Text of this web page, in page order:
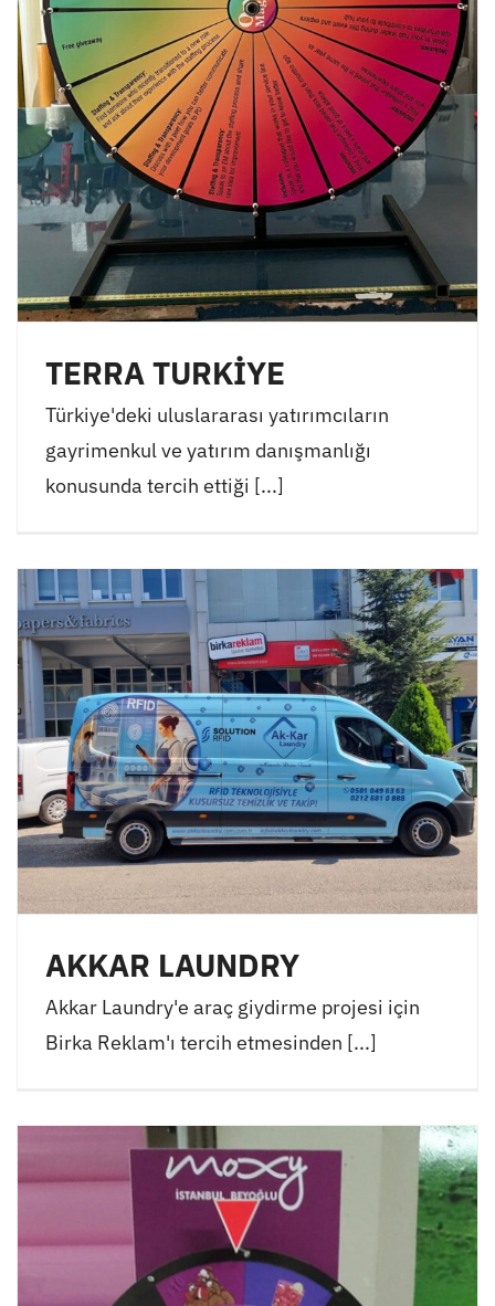
TERRA TURKİYE
Türkiye'deki uluslararası yatırımcıların
gayrimenkul ve yatırım danışmanlığı
konusunda tercih ettiği [...]
AKKAR LAUNDRY
Akkar Laundry'e araç giydirme projesi için
Birka Reklam'ı tercih etmesinden [...]